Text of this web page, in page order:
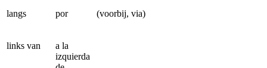
langs por (voorbij, via)
links van
a la
izquierda